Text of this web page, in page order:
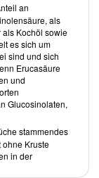
wie
Crisps,
sindTempura
Panisse) und
an
als
Kochöl sowie
es sich um
sind und sich
Erucasäure
und
Glucosinolaten,
stammendes
ohne Kruste
in der